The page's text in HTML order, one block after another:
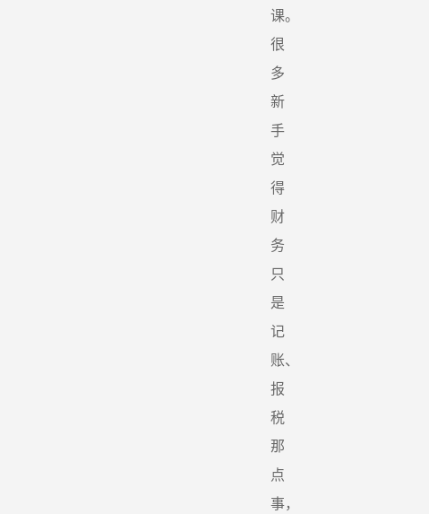
课。
很
多
新
手
觉
得
财
务
只
是
记
账、
报
税
那
点
事，